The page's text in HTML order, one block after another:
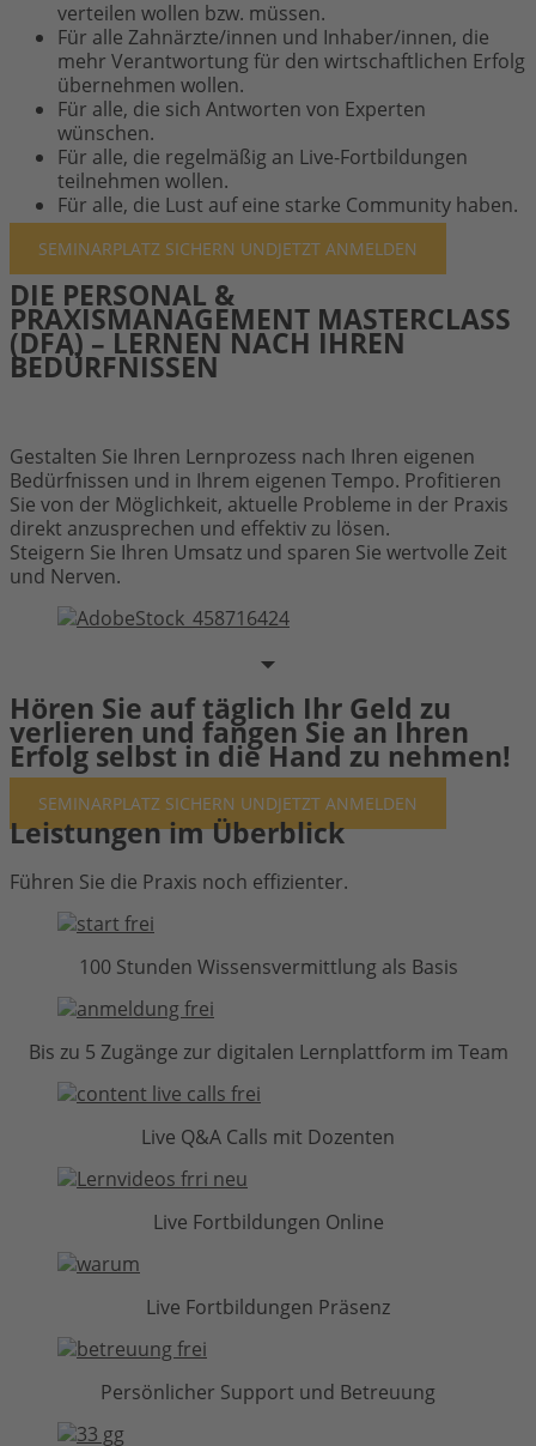
verteilen wollen bzw. müssen.
Für alle Zahnärzte/innen und Inhaber/innen, die
mehr Verantwortung für den wirtschaftlichen Erfolg
übernehmen wollen.
Für alle, die sich Antworten von Experten
wünschen.
Für alle, die regelmäßig an Live-Fortbildungen
teilnehmen wollen.
Für alle, die Lust auf eine starke Community haben.
SEMINARPLATZ SICHERN UNDJETZT ANMELDEN
DIE PERSONAL &
PRAXISMANAGEMENT MASTERCLASS
(DFA) – LERNEN NACH IHREN
BEDÜRFNISSEN
Gestalten Sie Ihren Lernprozess nach Ihren eigenen
Bedürfnissen und in Ihrem eigenen Tempo. Profitieren
Sie von der Möglichkeit, aktuelle Probleme in der Praxis
direkt anzusprechen und effektiv zu lösen.
Steigern Sie Ihren Umsatz und sparen Sie wertvolle Zeit
und Nerven.
Hören Sie auf täglich Ihr Geld zu
verlieren und fangen Sie an Ihren
Erfolg selbst in die Hand zu nehmen!
SEMINARPLATZ SICHERN UNDJETZT ANMELDEN
Leistungen im Überblick
Führen Sie die Praxis noch effizienter.
100 Stunden Wissensvermittlung als Basis
Bis zu 5 Zugänge zur digitalen Lernplattform im Team
Live Q&A Calls mit Dozenten
Live Fortbildungen Online
Live Fortbildungen Präsenz
Persönlicher Support und Betreuung